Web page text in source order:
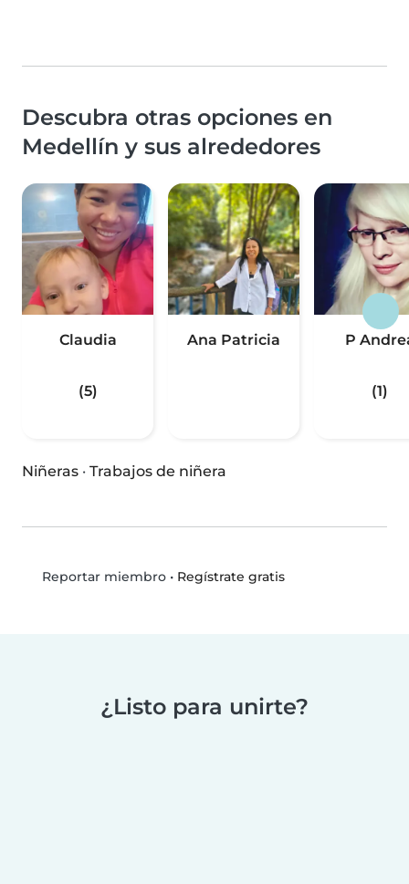
Descubra otras opciones en
Medellín y sus alrededores
Claudia
(5)
Ana Patricia P
(1)
Niñeras · Trabajos de niñera
Reportar miembro• Regístrate gratis
¿Listo para unirte?